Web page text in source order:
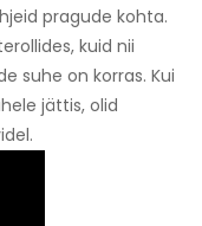
pragude kohta.
kuid nii
suhe on korras. Kui
jättis, olid